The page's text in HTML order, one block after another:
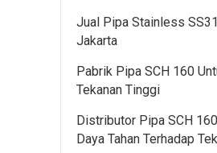
Jual Pipa Stainless
Jakarta
Pabrik Pipa SCH 160
Tekanan Tinggi
Distributor Pipa SCH
Daya Tahan Terhadap